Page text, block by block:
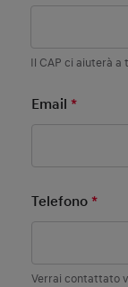
Il CAP ci aiuterà a
Email *
Telefono *
Verrai contattato